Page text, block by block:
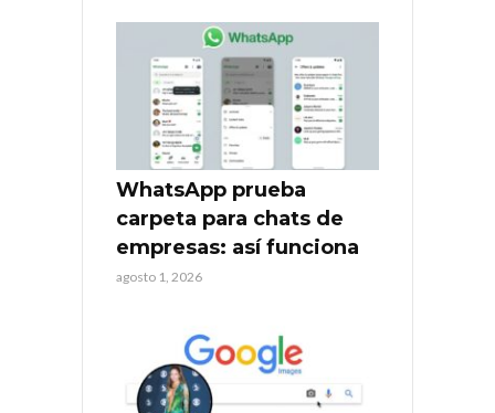
WhatsApp prueba
carpeta para chats de
empresas: así funciona
agosto 1, 2026